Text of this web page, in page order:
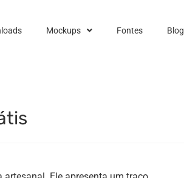
Mockups Fontes Blog